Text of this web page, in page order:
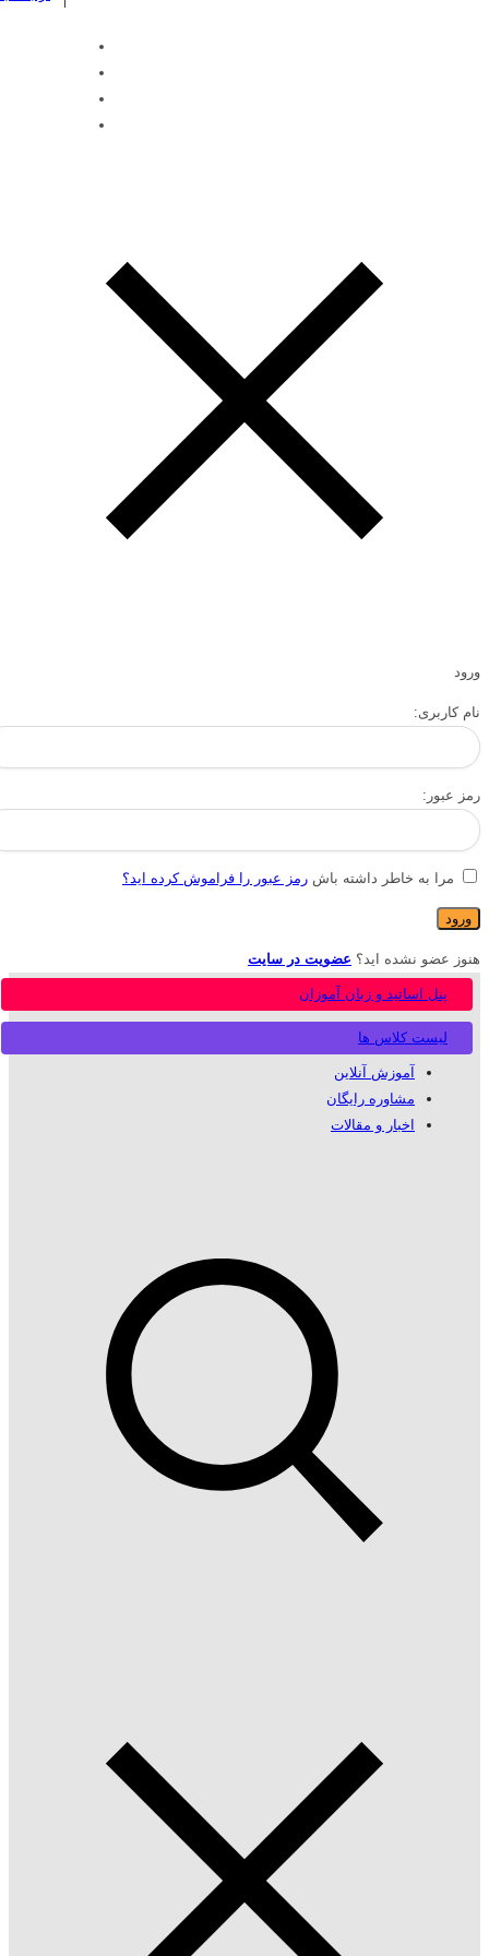
ورود
نام کاربری:
رمز عبور:
مرا به خاطر داشته باش رمز عبور را فراموش کرده اید؟
هنوز عضو نشده اید؟ عضویت در سایت
لیست کلاس ها
پنل اساتید و زبان آموزان
آموزش آنلاین
مشاوره رایگان
اخبار و مقالات